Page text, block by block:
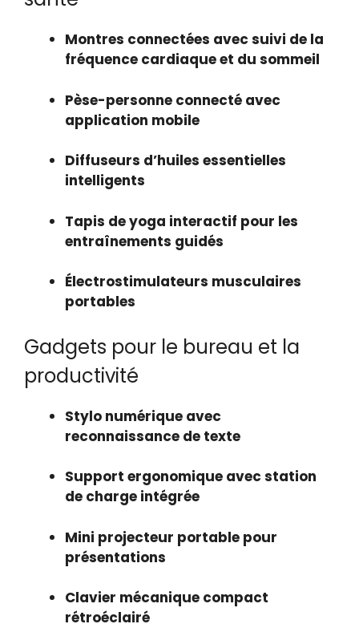
Montres connectées avec suivi de la
fréquence cardiaque et du sommeil
Pèse-personne connecté avec
application mobile
Diffuseurs d’huiles essentielles
intelligents
Tapis de yoga interactif pour les
entraînements guidés
Électrostimulateurs musculaires
portables
Gadgets pour le bureau et la
productivité
Stylo numérique avec
reconnaissance de texte
Support ergonomique avec station
de charge intégrée
Mini projecteur portable pour
présentations
Clavier mécanique compact
rétroéclairé